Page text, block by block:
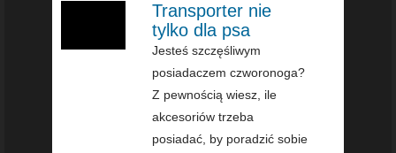
Transporter nie
tylko dla psa
Jesteś szczęśliwym
posiadaczem czworonoga?
Z pewnością wiesz, ile
akcesoriów trzeba
posiadać, by poradzić sobie